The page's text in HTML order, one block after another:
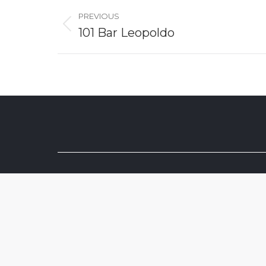
navigation
PREVIOUS
Previous
101 Bar Leopoldo